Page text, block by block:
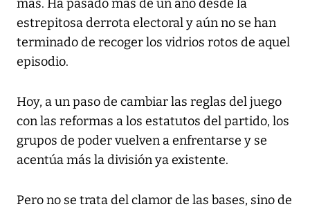
más. Ha pasado más de un año desde la
estrepitosa derrota electoral y aún no se han
terminado de recoger los vidrios rotos de aquel
episodio.
Hoy, a un paso de cambiar las reglas del juego
con las reformas a los estatutos del partido, los
grupos de poder vuelven a enfrentarse y se
acentúa más la división ya existente.
Pero no se trata del clamor de las bases, sino de